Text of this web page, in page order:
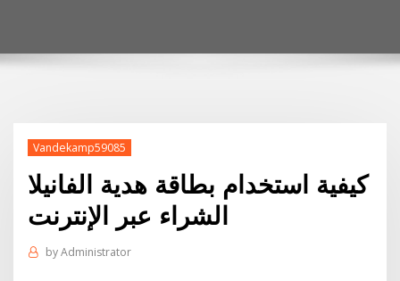
Vandekamp59085
كيفية استخدام بطاقة هدية الفانيلا
الشراء عبر الإنترنت
byAdministrator